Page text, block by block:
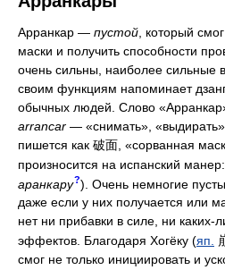
Арранкар — пустой , который
маски и получить способности
очень сильны, наиболее сильные
своим функциям напоминает
обычных людей. Слово
arrancar — «снимать»,
пишется как 破面, «сорванная
произносится на испанский манер:
аранкару?). Очень немногие
даже если у них получается или
нет ни прибавки в силе, ни каких-
эффектов. Благодаря Хогёку (яп.
смог не только инициировать и